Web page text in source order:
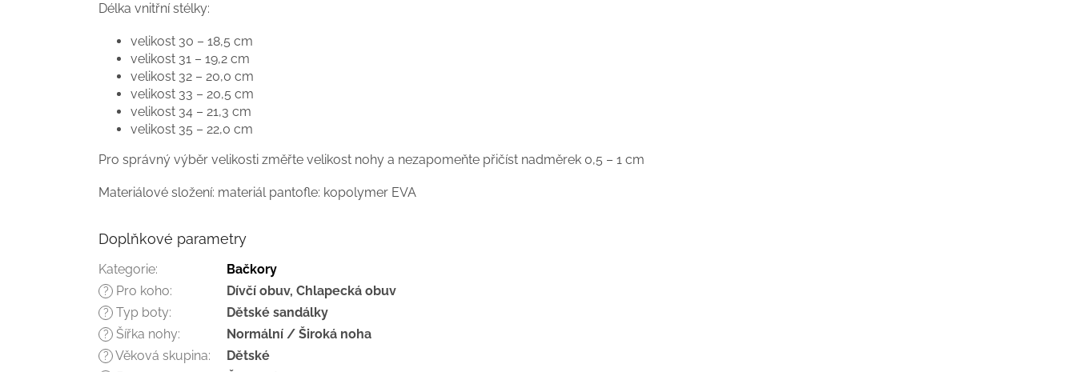
Délka vnitřní stélky:
velikost 30 – 18,5 cm
velikost 31 – 19,2 cm
velikost 32 – 20,0 cm
velikost 33 – 20,5 cm
velikost 34 – 21,3 cm
velikost 35 – 22,0 cm
Pro správný výběr velikosti změřte velikost nohy a nezapomeňte přičíst nadměrek 0,5 – 1 cm
Materiálové složení: materiál pantofle: kopolymer EVA
Doplňkové parametry
Kategorie: Bačkory
? Pro koho: Dívčí obuv, Chlapecká obuv
? Typ boty: Dětské sandálky
? Šířka nohy: Normální / Široká noha
? Věková skupina: Dětské